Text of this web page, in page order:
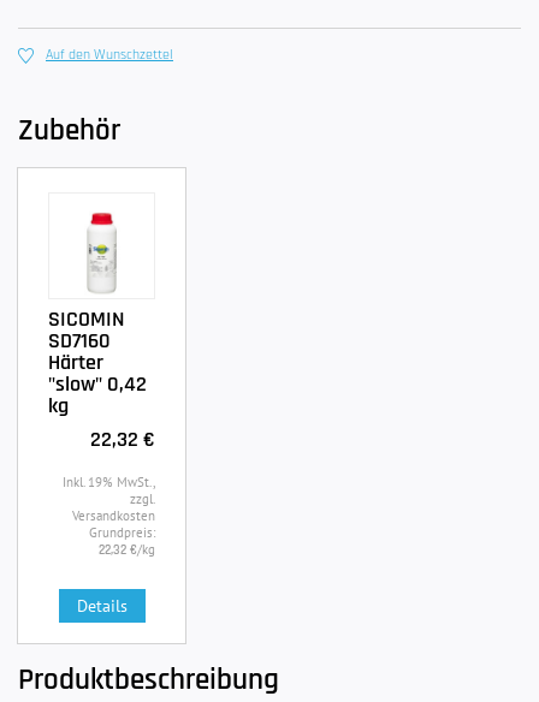
Auf den Wunschzettel
Zubehör
SICOMIN
SD7160
Härter
"slow" 0,42
kg
22,32 €
Inkl. 19% MwSt.,
zzgl.
Versandkosten
Grundpreis:
22,32 €/kg
Details
Produktbeschreibung